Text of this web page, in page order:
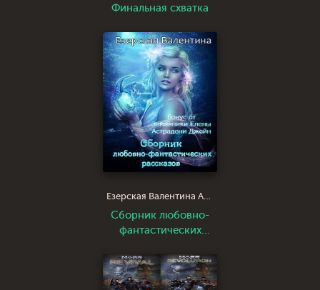
Финальная схватка
Езерская Валентина Алексеевна
Сборник любовно-
фантастических